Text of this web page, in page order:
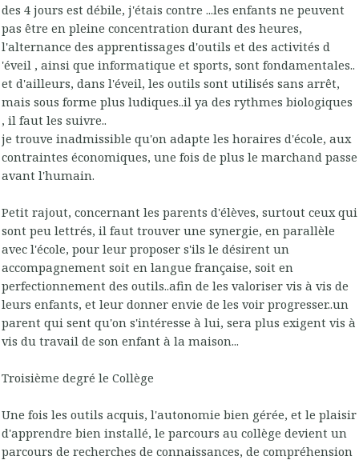
des 4 jours est débile, j'étais contre ...les enfants ne peuvent
pas être en pleine concentration durant des heures,
l'alternance des apprentissages d'outils et des activités d
'éveil , ainsi que informatique et sports, sont fondamentales..
et d'ailleurs, dans l'éveil, les outils sont utilisés sans arrêt,
mais sous forme plus ludiques..il ya des rythmes biologiques
, il faut les suivre..
je trouve inadmissible qu'on adapte les horaires d'école, aux
contraintes économiques, une fois de plus le marchand passe
avant l'humain.
Petit rajout, concernant les parents d'élèves, surtout ceux qui
sont peu lettrés, il faut trouver une synergie, en parallèle
avec l'école, pour leur proposer s'ils le désirent un
accompagnement soit en langue française, soit en
perfectionnement des outils..afin de les valoriser vis à vis de
leurs enfants, et leur donner envie de les voir progresser..un
parent qui sent qu'on s'intéresse à lui, sera plus exigent vis à
vis du travail de son enfant à la maison...
Troisième degré le Collège
Une fois les outils acquis, l'autonomie bien gérée, et le plaisir
d'apprendre bien installé, le parcours au collège devient un
parcours de recherches de connaissances, de compréhension